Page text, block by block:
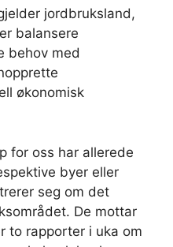
jordbruksland,
balansere
behov med
økonomisk
for oss har allerede
byer eller
seg om det
De mottar
to rapporter i uka om